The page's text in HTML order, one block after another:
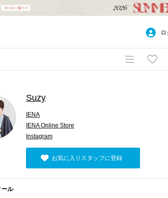
Suzy
IENA
IENA Online Store
Instagram
お気に入りスタッフに登録
ール